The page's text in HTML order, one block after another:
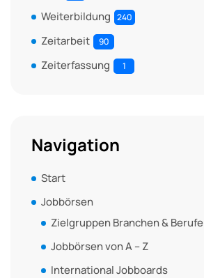
Weiterbildung 240
Zeitarbeit 90
Zeiterfassung 1
Navigation
Start
Jobbörsen
Zielgruppen Branchen & Berufe
Jobbörsen von A – Z
International Jobboards